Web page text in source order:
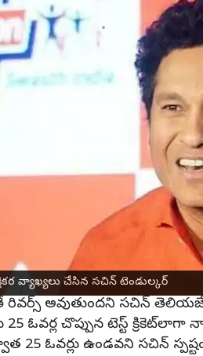
వ్యాఖ్యలు చేసిన సచిన్ టెండుల్కర్
Mar 17, 2023 04:13 pm
కాలం కొద్దీ క్రికెట్‌లో చాలా
క్రికెట్ ను
వన్డే ఫార్మాట్ల
టీమిండియా క్రికెట్
క్రికెట్‌లాగా నాలుగు
కొత్త బంతులు ఉపయోగించడం
రివర్స్ అవుతుందని సచిన్
25 ఓవర్ల చొప్పున టెస్ట్
25 ఓవర్లు ఉండవని సచిన్